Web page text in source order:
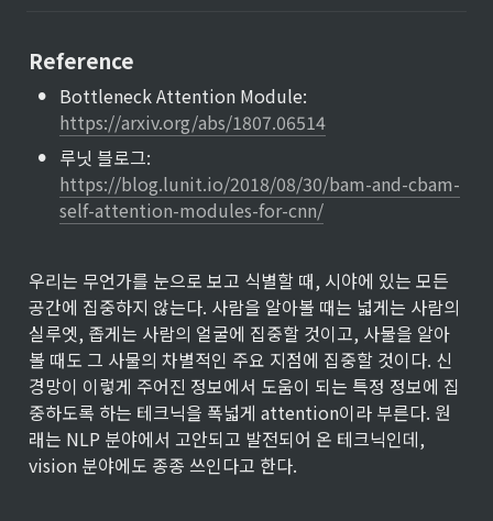
Reference
•
https://arxiv.org/abs/1807.06514
•
https://blog.lunit.io/2018/08/30/bam-and-cbam-
self-attention-modules-for-cnn/
우리는 무언가를 눈으로 보고 식별할 때, 시야에 있는 모든
공간에 집중하지 않는다. 사람을 알아볼 때는 넓게는 사람의
실루엣, 좁게는 사람의 얼굴에 집중할 것이고, 사물을 알아
볼 때도 그 사물의 차별적인 주요 지점에 집중할 것이다. 신
경망이 이렇게 주어진 정보에서 도움이 되는 특정 정보에 집
중하도록 하는 테크닉을 폭넓게 attention이라 부른다. 원
래는 NLP 분야에서 고안되고 발전되어 온 테크닉인데,
vision 분야에도 종종 쓰인다고 한다.